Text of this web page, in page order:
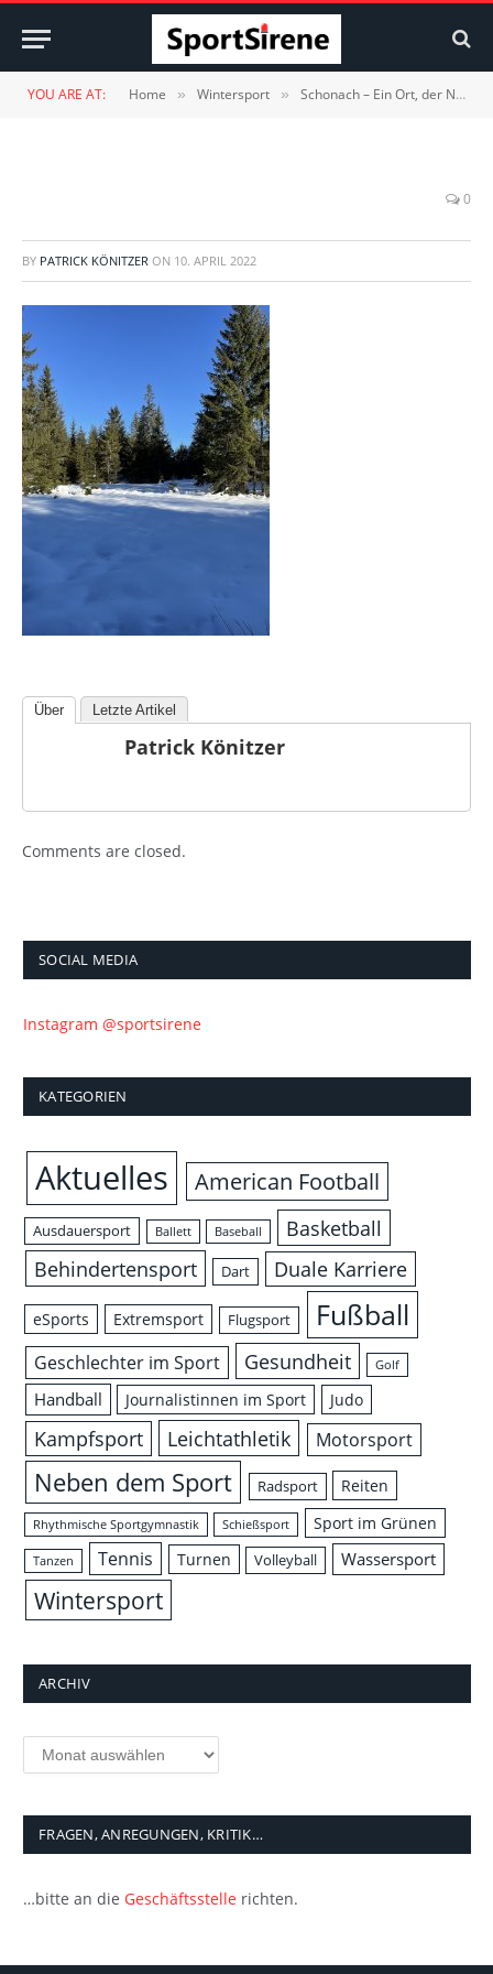
YOU ARE AT: Home » Wintersport » Schonach – Ein Ort, der Natur und Sport vereint
0
BY PATRICK KÖNITZER ON 10. APRIL 2022
Über Letzte Artikel
Patrick Könitzer
Comments are closed.
SOCIAL MEDIA
Instagram @sportsirene
KATEGORIEN
Aktuelles American Football
Ausdauersport Ballett Baseball
Basketball
Behindertensport
Dart Duale Karriere
eSports Extremsport Flugsport Fußball
Geschlechter im Sport Gesundheit Golf
Handball Journalistinnen im Sport Judo
Kampfsport Leichtathletik Motorsport
Neben dem Sport Radsport Reiten
Rhythmische Sportgymnastik Schießsport Sport im Grünen
Tanzen Tennis Turnen Volleyball Wassersport
Wintersport
ARCHIV
Archiv
FRAGEN, ANREGUNGEN, KRITIK…
…bitte an die Geschäftsstelle richten.